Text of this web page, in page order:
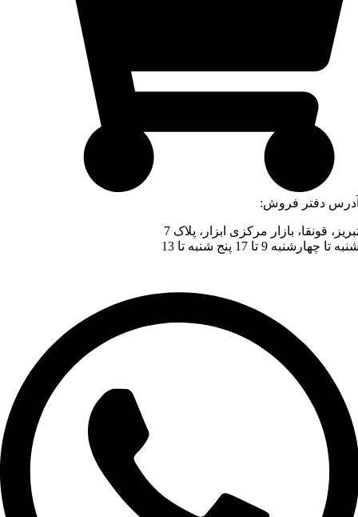
دفتر فروش:
قونقا، بازار مرکزی ابزار، پلاک 7
تا چهارشنبه 9 تا 17 پنج شنبه تا 13